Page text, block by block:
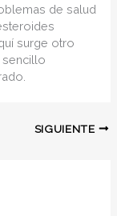
de salud
surge otro
sencillo
SIGUIENTE